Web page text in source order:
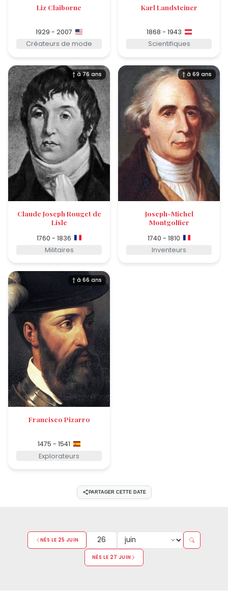
Liz Claiborne
1929 - 2007
Créateurs de mode
Karl Landsteiner
1868 - 1943
Scientifiques
† à 76 ans
Claude Joseph Rouget de
Lisle
1760 - 1836
Militaires
† à 69 ans
Joseph-Michel
Montgolfier
1740 - 1810
Inventeurs
† à 66 ans
Francisco Pizarro
1475 - 1541
Explorateurs
PARTAGER CETTE DATE
NÉS LE 25 JUIN
NÉS LE 27 JUIN